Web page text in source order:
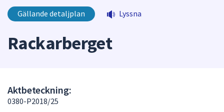
Gällande detaljplan Lyssna
Rackarberget
Aktbeteckning:
0380-P2018/25